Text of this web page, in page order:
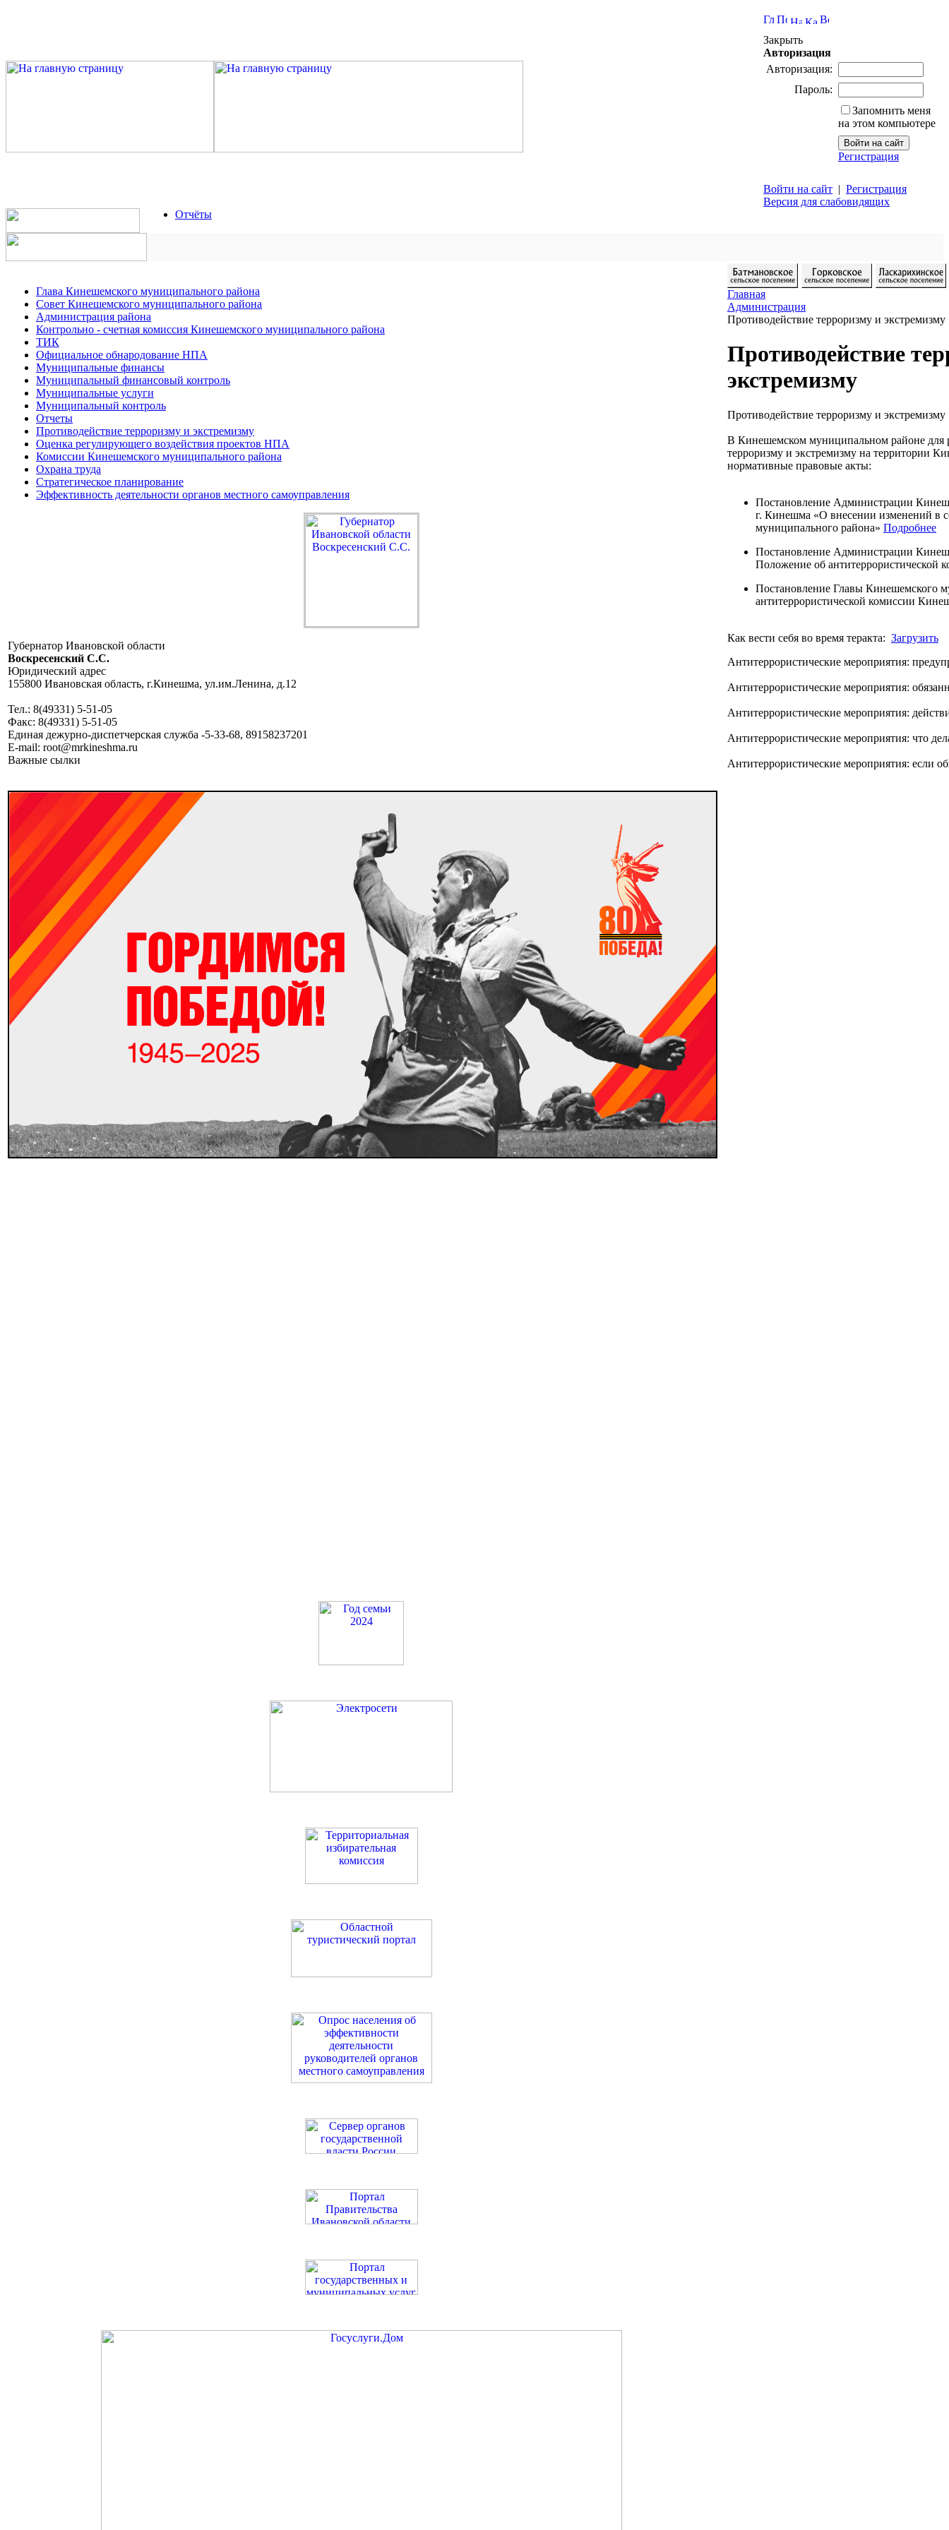
Закрыть
Авторизация
Авторизация:
Пароль:
Запомнить меня
на этом компьютере
Регистрация
Войти на сайт | Регистрация
Версия для слабовидящих
Отчёты
Глава Кинешемского муниципального района
Совет Кинешемского муниципального района
Администрация района
Контрольно - счетная комиссия Кинешемского муниципального района
ТИК
Официальное обнародование НПА
Муниципальные финансы
Муниципальный финансовый контроль
Муниципальные услуги
Муниципальный контроль
Отчеты
Противодействие терроризму и экстремизму
Оценка регулирующего воздействия проектов НПА
Комиссии Кинешемского муниципального района
Охрана труда
Стратегическое планирование
Эффективность деятельности органов местного самоуправления
Губернатор Ивановской области
Воскресенский C.C.
Юридический адрес
155800 Ивановская область, г.Кинешма, ул.им.Ленина, д.12
Тел.: 8(49331) 5-51-05
Факс: 8(49331) 5-51-05
Единая дежурно-диспетчерская служба -5-33-68, 89158237201
E-mail: root@mrkineshma.ru
Важные сылки
Главная
Администрация
Противодействие терроризму и экстремизму
Противодействие
экстремизму
Противодействие терроризму и экстремизму
В Кинешемском муниципальном районе для
терроризму и экстремизму на территории
нормативные правовые акты:
Постановление Администрации
г. Кинешма «О внесении изменений в
муниципального района» Подробнее
Постановление Администрации
Положение об антитеррористической
Постановление Главы Кинешемского
антитеррористической комиссии
Как вести себя во время теракта: Загрузить
Антитеррористические мероприятия:
Антитеррористические мероприятия:
Антитеррористические мероприятия:
Антитеррористические мероприятия: что
Антитеррористические мероприятия: если